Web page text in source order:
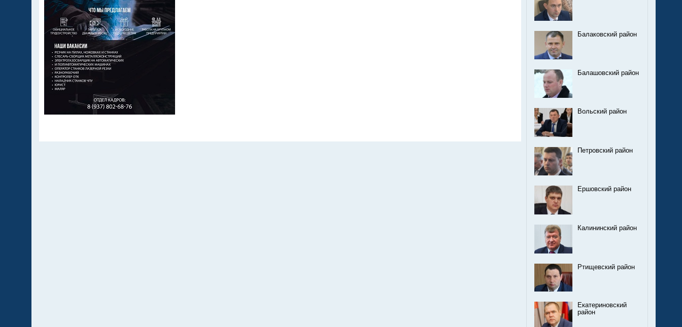
Балаковский район
Балашовский район
Вольский район
Петровский район
Ершовский район
Калининский район
Ртищевский район
Екатериновский
район